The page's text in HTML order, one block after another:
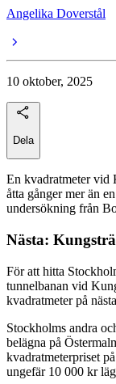
Angelika Doverstål
10 oktober, 2025
Dela
En kvadratmeter vid
åtta gånger mer än
undersökning från
Nästa:
För att hitta
tunnelbanan vid
kvadratmeter på
Stockholms andra
belägna på
kvadratmeterpriset
ungefär 10 000 kr